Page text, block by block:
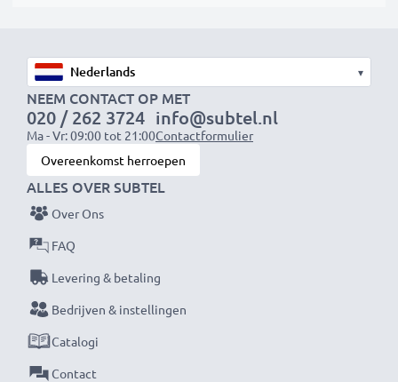
✔ Maximale lichtdoorlaatbaarheid - geen verlenging
van de belichtingstijd
✔ Geen storende reflecties - antireflecterende
coating
Effectieve bescherming van de lens
✔ Beschermingsfilter / beschermend glas voor de lens
✔ Voorkomt dat schokken, vallen, regen, stof of
steenslag de voorste lens beschadigen
CELLONIC UV Lensbeschermingsfilter
Kleur: kleurneutraal fotofilter, helder glas
Materiaal: frame en schroefdraad gemaakt van Metaal
▾
NEEM CONTACT OP MET
020 / 262 3724
Ma - Vr: 09:00 tot 21:00
info@subtel.nl
Contactformulier
Overeenkomst herroepen
ALLES OVER SUBTEL
Over Ons
FAQ
Levering & betaling
Bedrijven & instellingen
Catalogi
Contact